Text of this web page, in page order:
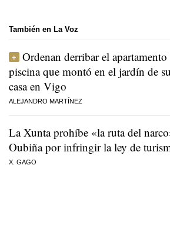
También en La Voz
Ordenan derribar el apartamento
piscina que montó en el jardín de su
casa en Vigo
ALEJANDRO MARTÍNEZ
La Xunta prohíbe «la ruta del
Oubiña por infringir la ley de
X. GAGO